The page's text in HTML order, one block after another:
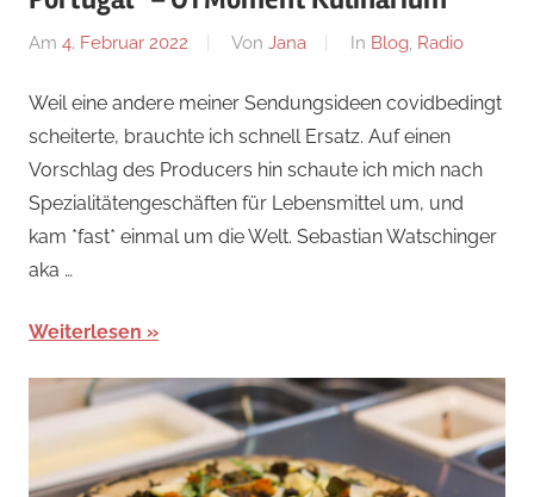
Am 4. Februar 2022 Von Jana In Blog, Radio
Weil eine andere meiner Sendungsideen covidbedingt
scheiterte, brauchte ich schnell Ersatz. Auf einen
Vorschlag des Producers hin schaute ich mich nach
Spezialitätengeschäften für Lebensmittel um, und
kam *fast* einmal um die Welt. Sebastian Watschinger
aka …
Weiterlesen